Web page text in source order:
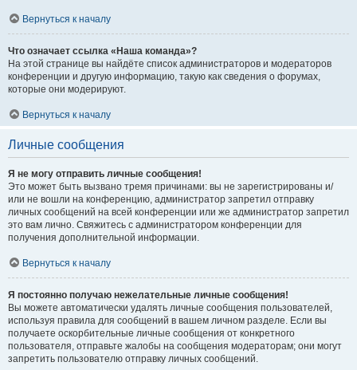
Вернуться к началу
Что означает ссылка «Наша команда»?
На этой странице вы найдёте список администраторов и модераторов
конференции и другую информацию, такую как сведения о форумах,
которые они модерируют.
Вернуться к началу
Личные сообщения
Я не могу отправить личные сообщения!
Это может быть вызвано тремя причинами: вы не зарегистрированы и/
или не вошли на конференцию, администратор запретил отправку
личных сообщений на всей конференции или же администратор запретил
это вам лично. Свяжитесь с администратором конференции для
получения дополнительной информации.
Вернуться к началу
Я постоянно получаю нежелательные личные сообщения!
Вы можете автоматически удалять личные сообщения пользователей,
используя правила для сообщений в вашем личном разделе. Если вы
получаете оскорбительные личные сообщения от конкретного
пользователя, отправьте жалобы на сообщения модераторам; они могут
запретить пользователю отправку личных сообщений.